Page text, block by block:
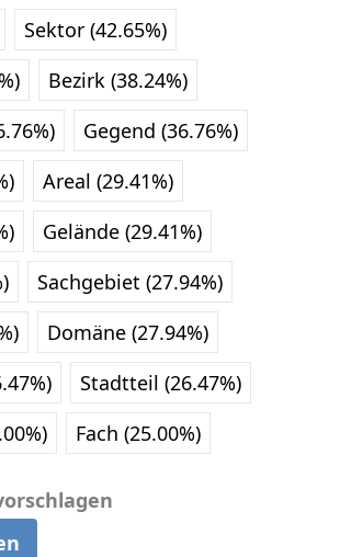
Sektor (42.65%)
Bezirk (38.24%)
Gegend (36.76%)
Areal (29.41%)
Gelände (29.41%)
Sachgebiet (27.94%)
Domäne (27.94%)
Stadtteil (26.47%)
Fach (25.00%)